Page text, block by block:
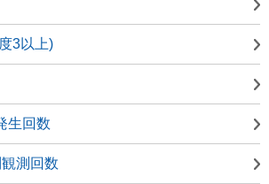
3以上)
生回数
測回数